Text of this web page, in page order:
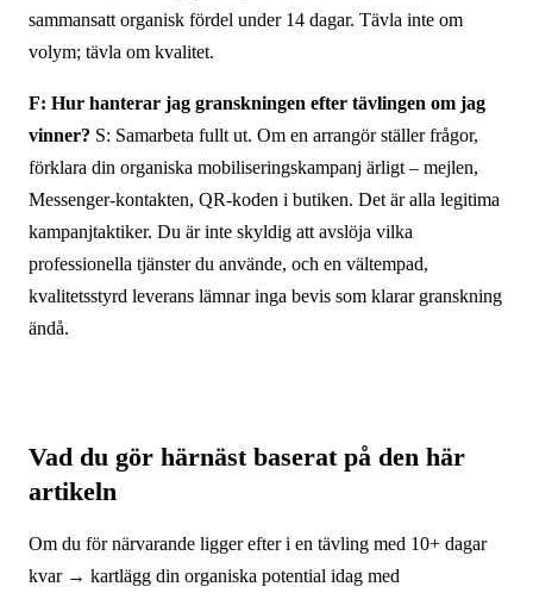
sammansatt organisk fördel under 14 dagar. Tävla inte om
volym; tävla om kvalitet.
F: Hur hanterar jag granskningen efter tävlingen om jag
vinner? S: Samarbeta fullt ut. Om en arrangör ställer frågor,
förklara din organiska mobiliseringskampanj ärligt – mejlen,
Messenger-kontakten, QR-koden i butiken. Det är alla legitima
kampanjtaktiker. Du är inte skyldig att avslöja vilka
professionella tjänster du använde, och en vältempad,
kvalitetsstyrd leverans lämnar inga bevis som klarar granskning
ändå.
Vad du gör härnäst baserat på den här
artikeln
Om du för närvarande ligger efter i en tävling med 10+ dagar
kvar → kartlägg din organiska potential idag med